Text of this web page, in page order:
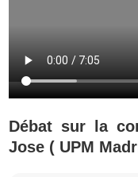
Débat sur la
Jose ( UPM